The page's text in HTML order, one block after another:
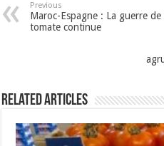
Previous
Maroc-Espagne : La guerre de
tomate continue
Related Articles